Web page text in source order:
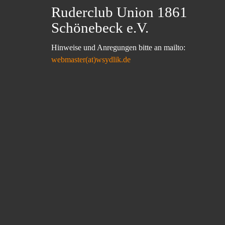
Ruderclub Union 1861
Schönebeck e.V.
Hinweise und Anregungen bitte an mailto:
webmaster(at)wsydlik.de